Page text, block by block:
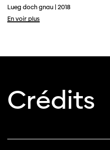
Lueg doch gnau | 2018
En voir plus
Crédits